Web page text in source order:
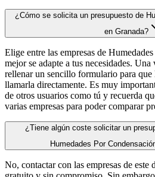
¿Cómo se solicita un presupuesto de
en Granada?
Elige entre las empresas de
mejor se adapte a tus necesidades. Una
rellenar un sencillo formulario para que
llamarla directamente. Es muy
de otros usuarios como tú y recuerda
varias empresas para poder comparar
¿Tiene algún coste solicitar un
Humedades Por
No, contactar con las empresas de este